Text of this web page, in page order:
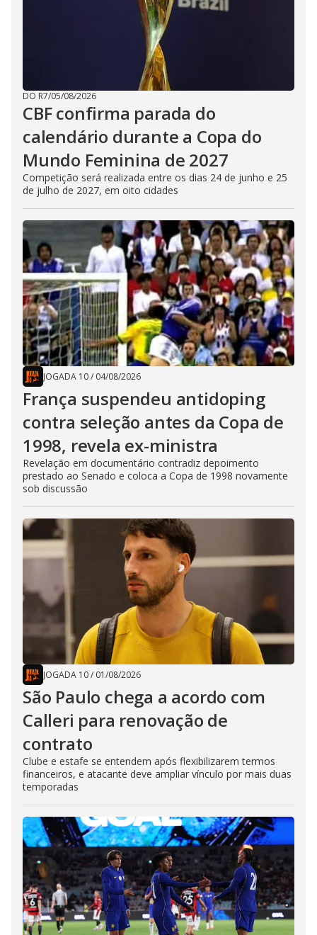
DO R7/05/08/2026
CBF confirma parada do
calendário durante a Copa do
Mundo Feminina de 2027
Competição será realizada entre os dias 24 de junho e 25
de julho de 2027, em oito cidades
JOGADA 10/ 04/08/2026
França suspendeu antidoping
contra seleção antes da Copa de
1998, revela ex-ministra
Revelação em documentário contradiz depoimento
prestado ao Senado e coloca a Copa de 1998 novamente
sob discussão
JOGADA 10/ 01/08/2026
São Paulo chega a acordo com
Calleri para renovação de
contrato
Clube e estafe se entendem após flexibilizarem termos
financeiros, e atacante deve ampliar vínculo por mais duas
temporadas